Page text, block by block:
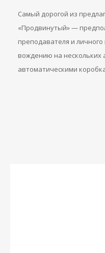
Самый дорогой из
«Продвинутый» —
преподавателя и
вождению на нескольких
автоматическими